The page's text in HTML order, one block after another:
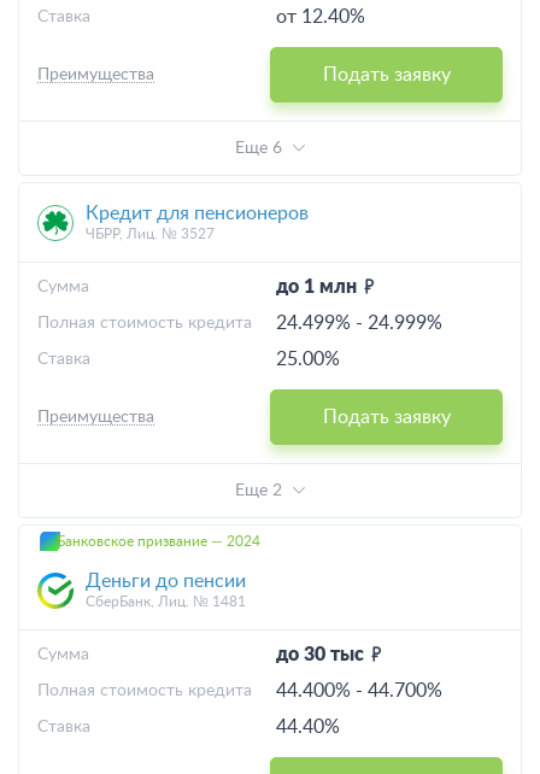
от 12.40%
Ставка
Подать заявку
Преимущества
Еще 6
Кредит для пенсионеров
ЧБРР, Лиц. № 3527
до 1 млн
Cумма
24.499% - 24.999%
Полная стоимость кредита
25.00%
Ставка
Подать заявку
Преимущества
Еще 2
Банковское призвание — 2024
Деньги до пенсии
СберБанк, Лиц. № 1481
до 30 тыс
Cумма
44.400% - 44.700%
Полная стоимость кредита
44.40%
Ставка